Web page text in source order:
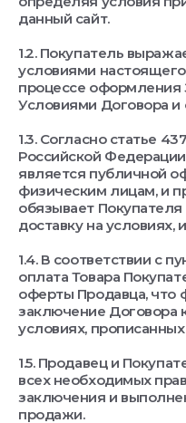
данный сайт.
1.2. Покупатель
условиями
процессе оформления
Условиями Договора и
1.3. Согласно статье
Российской
является публичной
физическим лицам, и
обязывает Покупателя
доставку на
1.4. В соответствии с
оплата Товара
оферты Продавца, что
заключение Договора
условиях,
1.5. Продавец и
всех необходимых
заключения и
продажи.